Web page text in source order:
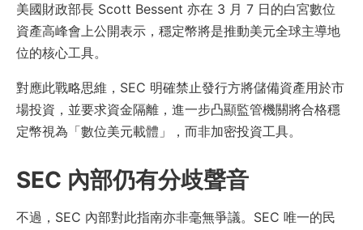
美國財政部長 Scott Bessent 亦在 3 月 7 日的白宮數位
資產高峰會上公開表示，穩定幣將是推動美元全球主導地
位的核心工具。
對應此戰略思維，SEC 明確禁止發行方將儲備資產用於市
場投資，並要求資金隔離，進一步凸顯監管機關將合格穩
定幣視為「數位美元載體」，而非加密投資工具。
SEC 內部仍有分歧聲音
不過，SEC 內部對此指南亦非毫無爭議。SEC 唯一的民